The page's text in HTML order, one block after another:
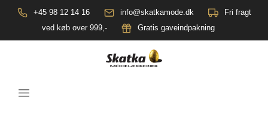
+45 98 12 14 16 info@skatkamode.dk
Fri fragt
ved køb over 999,-
Gratis gaveindpakning